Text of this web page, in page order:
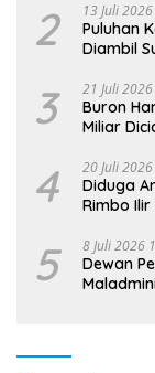
2 13 Juli
Puluhan
Diambil
3 21 Juli
Buron
Miliar
4 20 Juli
Diduga
Rimbo
5 8 Juli 2026
Dewan